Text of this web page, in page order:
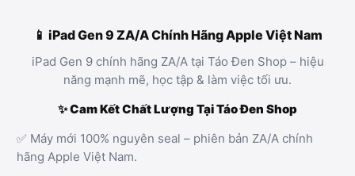
📱 iPad Gen 9 ZA/A Chính Hãng Apple Việt Nam
iPad Gen 9 chính hãng ZA/A tại Táo Đen Shop – hiệu
năng mạnh mẽ, học tập & làm việc tối ưu.
✨ Cam Kết Chất Lượng Tại Táo Đen Shop
✅ Máy mới 100% nguyên seal – phiên bản ZA/A chính
hãng Apple Việt Nam.